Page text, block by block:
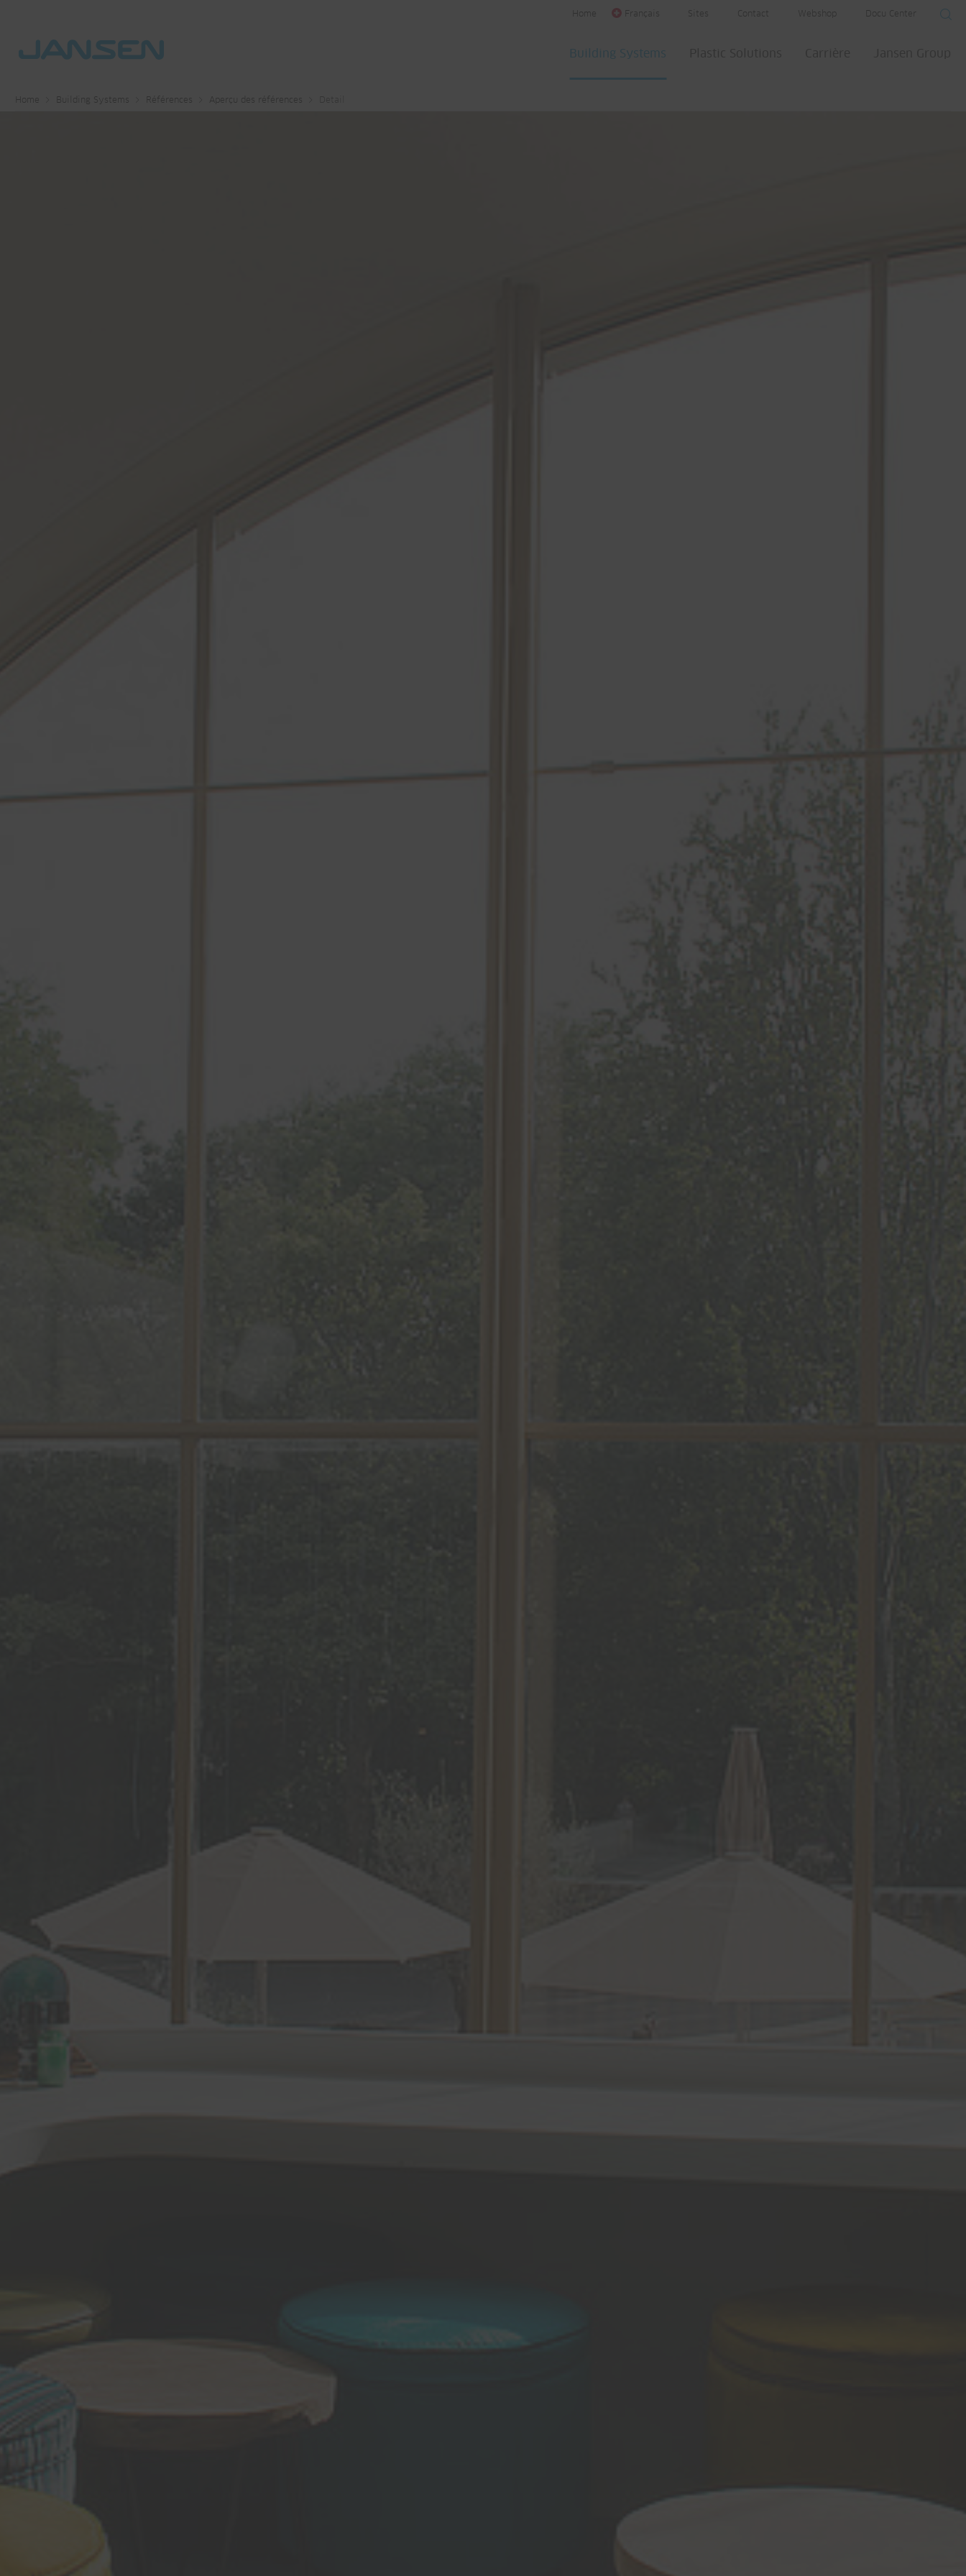
Home Français Sites Contact Webshop Docu Center
Building Systems
Home Building Systems Références Aperçu des références